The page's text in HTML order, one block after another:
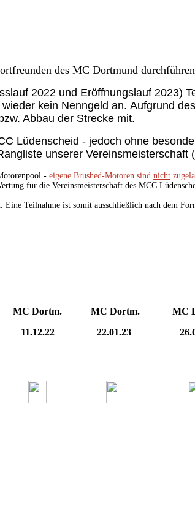
des MC Dortmund
2022 und Eröffnungslauf 2023)
kein Nenngeld an. Aufgrund
Abbau der Strecke mit.
Lüdenscheid - jedoch ohne
unserer Vereinsmeisterschaft
- eigene Brushed-Motoren sind nicht
für die Vereinsmeisterschaft des MCC
Teilnahme ist somit ausschließlich nach dem
MC Dortm.
11.12.22
MC Dortm.
22.01.23
MC